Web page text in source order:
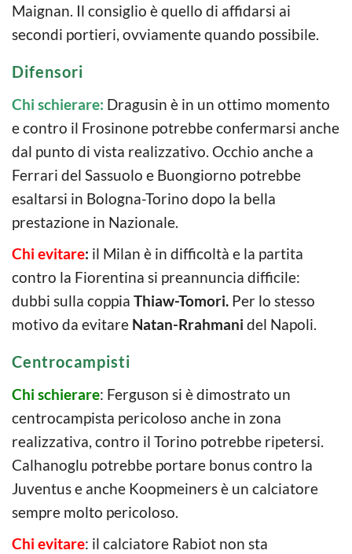
Maignan. Il consiglio è quello di affidarsi ai
secondi portieri, ovviamente quando possibile.
Difensori
Chi schierare: Dragusin è in un ottimo momento
e contro il Frosinone potrebbe confermarsi anche
dal punto di vista realizzativo. Occhio anche a
Ferrari del Sassuolo e Buongiorno potrebbe
esaltarsi in Bologna-Torino dopo la bella
prestazione in Nazionale.
Chi evitare: il Milan è in difficoltà e la partita
contro la Fiorentina si preannuncia difficile:
dubbi sulla coppia Thiaw-Tomori. Per lo stesso
motivo da evitare Natan-Rrahmani del Napoli.
Centrocampisti
Chi schierare: Ferguson si è dimostrato un
centrocampista pericoloso anche in zona
realizzativa, contro il Torino potrebbe ripetersi.
Calhanoglu potrebbe portare bonus contro la
Juventus e anche Koopmeiners è un calciatore
sempre molto pericoloso.
Chi evitare: il calciatore Rabiot non sta